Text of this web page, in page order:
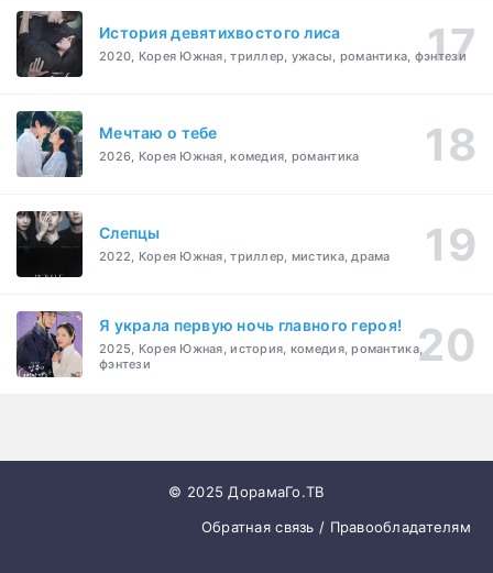
История девятихвостого лиса
2020, Корея Южная, триллер, ужасы, романтика, фэнтези
Мечтаю о тебе
2026, Корея Южная, комедия, романтика
Слепцы
2022, Корея Южная, триллер, мистика, драма
Я украла первую ночь главного героя!
2025, Корея Южная, история, комедия, романтика,
фэнтези
© 2025 ДорамаГо.ТВ
Обратная связь / Правообладателям